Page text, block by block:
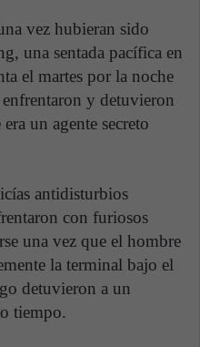
vez hubieran sido
una sentada pacífica en
el martes por la noche
y detuvieron
un agente secreto
antidisturbios
con furiosos
una vez que el hombre
la terminal bajo el
detuvieron a un
tiempo.